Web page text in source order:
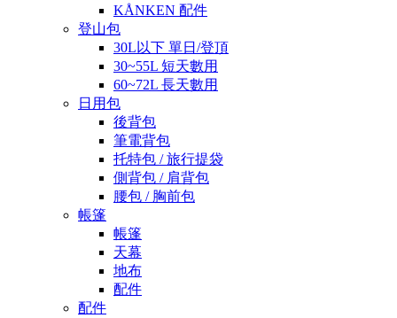
KÅNKEN 配件
登山包
30L以下 單日/登頂
30~55L 短天數用
60~72L 長天數用
日用包
後背包
筆電背包
托特包 / 旅行提袋
側背包 / 肩背包
腰包 / 胸前包
帳篷
帳篷
天幕
地布
配件
配件